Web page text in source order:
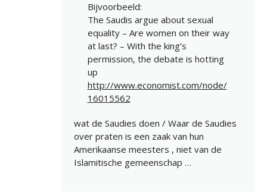
Bijvoorbeeld:
The Saudis argue about sexual
equality – Are women on their way
at last? – With the king’s
permission, the debate is hotting
up
http://www.economist.com/node/
16015562
wat de Saudies doen / Waar de Saudies
over praten is een zaak van hun
Amerikaanse meesters , niet van de
Islamitische gemeenschap …